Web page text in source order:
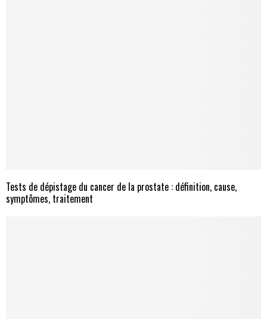
Tests de dépistage du cancer de la prostate : définition, cause,
symptômes, traitement